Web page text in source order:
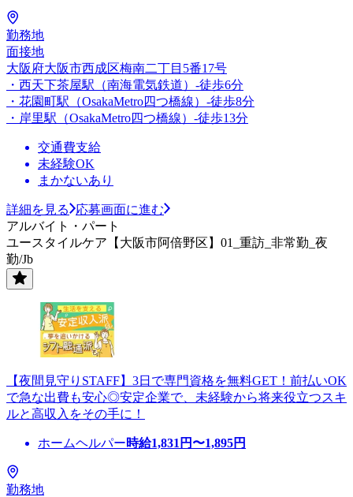
勤務地
面接地
大阪府大阪市西成区梅南二丁目5番17号
・西天下茶屋駅（南海電気鉄道）-徒歩6分
・花園町駅（OsakaMetro四つ橋線）-徒歩8分
・岸里駅（OsakaMetro四つ橋線）-徒歩13分
交通費支給
未経験OK
まかないあり
詳細を見る
応募画面に進む
アルバイト・パート
ユースタイルケア【大阪市阿倍野区】01_重訪_非常勤_夜
勤/Jb
【夜間見守りSTAFF】3日で専門資格を無料GET！前払いOK
で急な出費も安心◎安定企業で、未経験から将来役立つスキ
ルと高収入をその手に！
ホームヘルパー時給1,831 円〜1,895円
勤務地